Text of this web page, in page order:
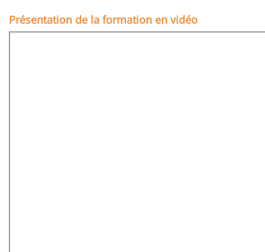
content
Contenu
de
Présentation de la formation en vidéo